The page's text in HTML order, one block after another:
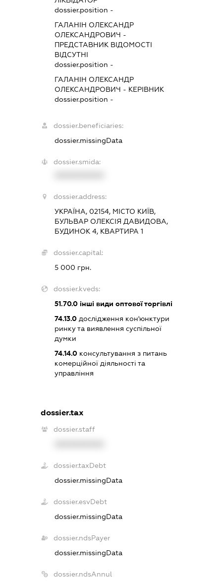
dossier.position -
ГАЛАНІН ОЛЕКСАНДР
ОЛЕКСАНДРОВИЧ -
ПРЕДСТАВНИК ВІДОМОСТІ
ВІДСУТНІ
dossier.position -
ГАЛАНІН ОЛЕКСАНДР
ОЛЕКСАНДРОВИЧ - КЕРІВНИК
dossier.position -
dossier.beneficiaries:
dossier.missingData
dossier.smida:
dossier.address:
УКРАЇНА, 02154, МІСТО КИЇВ,
БУЛЬВАР ОЛЕКСІЯ ДАВИДОВА,
БУДИНОК 4, КВАРТИРА 1
dossier.capital:
5 000 грн.
dossier.kveds:
51.70.0 інші види оптової торгівлі
74.13.0 дослідження кон'юнктури
ринку та виявлення суспільної
думки
74.14.0 консультування з питань
комерційної діяльності та
управління
dossier.tax
dossier.staff
dossier.taxDebt
dossier.missingData
dossier.esvDebt
dossier.missingData
dossier.ndsPayer
dossier.missingData
dossier.ndsAnnul